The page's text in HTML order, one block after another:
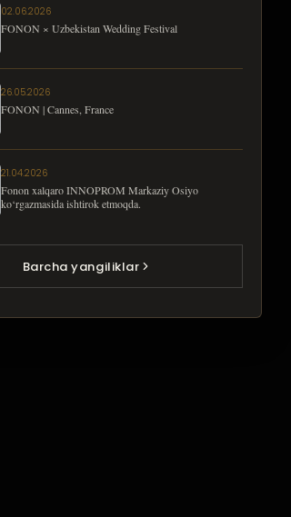
02.06.2026
FONON × Uzbekistan Wedding Festival
26.05.2026
FONON | Cannes, France
21.04.2026
Fonon xalqaro INNOPROM Markaziy Osiyo
ko‘rgazmasida ishtirok etmoqda.
Barcha yangiliklar